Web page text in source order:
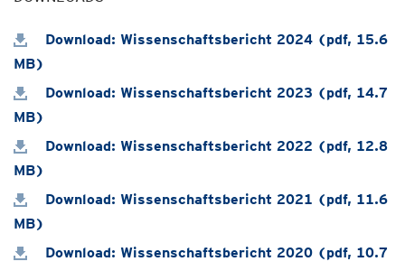
Download: Wissenschaftsbericht 2024 (pdf, 15.6
MB)
Download: Wissenschaftsbericht 2023 (pdf, 14.7
MB)
Download: Wissenschaftsbericht 2022 (pdf, 12.8
MB)
Download: Wissenschaftsbericht 2021 (pdf, 11.6
MB)
Download: Wissenschaftsbericht 2020 (pdf, 10.7